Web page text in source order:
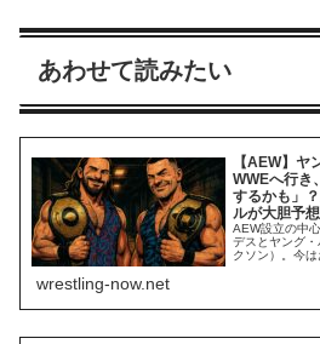
あわせて読みたい
【AEW】
WWEへ行き
するかも」
ルが大胆予想
AEW設立の中
デスとヤング
クソン）。今は
ません。2022
スを与えられ
wrestling-now.net